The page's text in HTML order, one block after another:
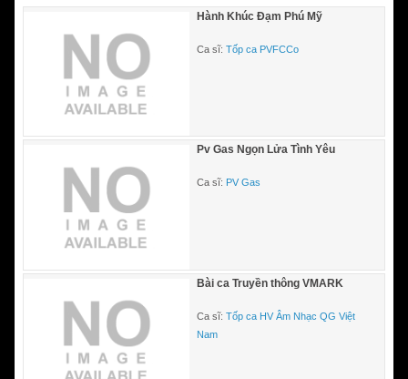
Hành Khúc Đạm Phú Mỹ
Ca sĩ: Tốp ca PVFCCo
Pv Gas Ngọn Lửa Tình Yêu
Ca sĩ: PV Gas
Bài ca Truyền thông VMARK
Ca sĩ: Tốp ca HV Âm Nhạc QG Việt
Nam